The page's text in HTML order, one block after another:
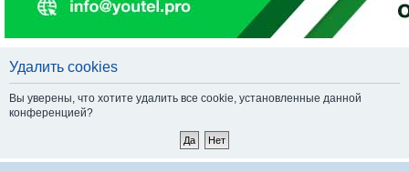
к
Удалить cookies
Вы уверены, что хотите удалить все cookie, установленные данной
конференцией?